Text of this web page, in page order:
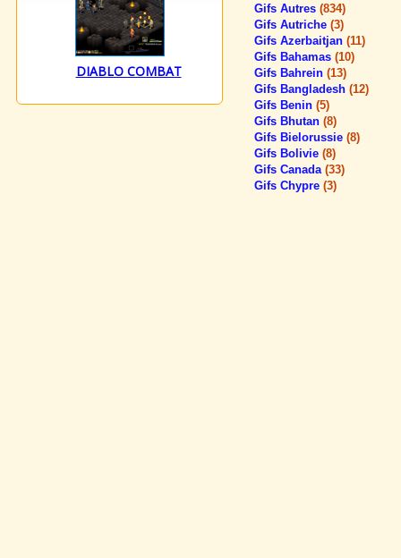
DIABLO COMBAT
Gifs Autres (834)
Gifs Autriche (3)
Gifs Azerbaitjan (11)
Gifs Bahamas (10)
Gifs Bahrein (13)
Gifs Bangladesh (12)
Gifs Benin (5)
Gifs Bhutan (8)
Gifs Bielorussie (8)
Gifs Bolivie (8)
Gifs Canada (33)
Gifs Chypre (3)